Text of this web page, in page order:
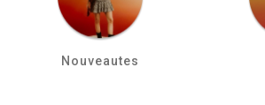
Nouveautes